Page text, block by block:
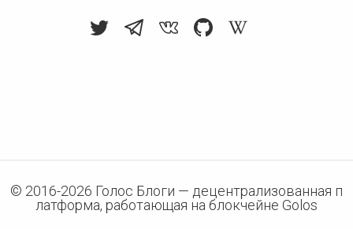
© 2016-2026 Голос Блоги — децентрализованная п
латформа, работающая на блокчейне Golos